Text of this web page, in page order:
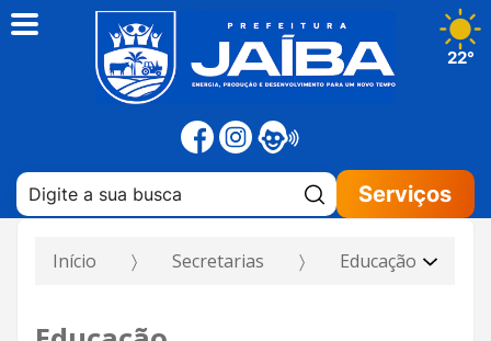
Pesquisar:
Serviços
22°
Início Secretarias Educação